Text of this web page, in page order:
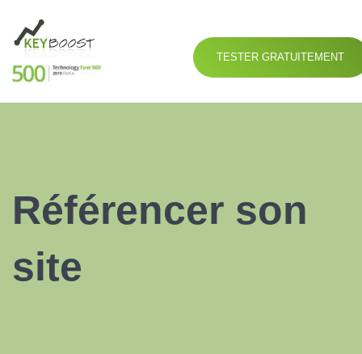
TESTER GRATUITEMENT
Référencer son
site